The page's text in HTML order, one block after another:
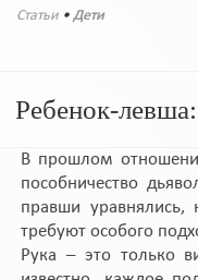
Статьи • Дети
Ребенок-
В прошлом
пособничество
правши уравнялись,
требуют особого
Рука – это только